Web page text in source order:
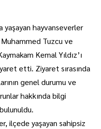
yaşayan hayvanseverler
Tuzcu ve
Kemal Yıldız’ı
etti. Ziyaret sırasında
genel durumu ve
hakkında bilgi
ilçede yaşayan sahipsiz